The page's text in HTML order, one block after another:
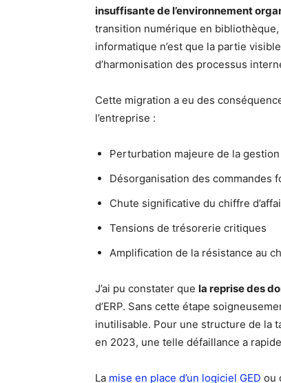
insuffisante de l’environnement
transition numérique en
informatique n’est que la partie
d’harmonisation des processus
Cette migration a eu des
l’entreprise :
Perturbation majeure de la
Désorganisation des commandes
Chute significative du chiffre
Tensions de trésorerie critiques
Amplification de la résistance au
J’ai pu constater que la reprise des
d’ERP. Sans cette étape
inutilisable. Pour une structure de la
en 2023, une telle défaillance a
La mise en place d’un logiciel GED ou